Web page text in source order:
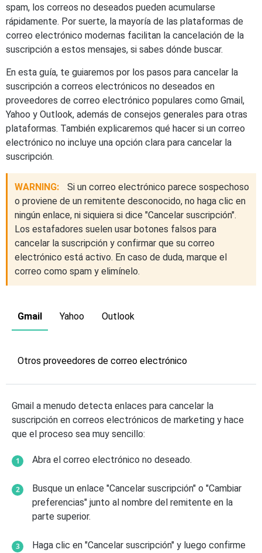
spam, los correos no deseados pueden acumularse
rápidamente. Por suerte, la mayoría de las plataformas de
correo electrónico modernas facilitan la cancelación de la
suscripción a estos mensajes, si sabes dónde buscar.
En esta guía, te guiaremos por los pasos para cancelar la
suscripción a correos electrónicos no deseados en
proveedores de correo electrónico populares como Gmail,
Yahoo y Outlook, además de consejos generales para otras
plataformas. También explicaremos qué hacer si un correo
electrónico no incluye una opción clara para cancelar la
suscripción.
WARNING:
Si un correo electrónico parece sospechoso
o proviene de un remitente desconocido, no haga clic en
ningún enlace, ni siquiera si dice "Cancelar suscripción".
Los estafadores suelen usar botones falsos para
cancelar la suscripción y confirmar que su correo
electrónico está activo. En caso de duda, marque el
correo como spam y elimínelo.
Gmail Yahoo Outlook
Otros proveedores de correo electrónico
Gmail a menudo detecta enlaces para cancelar la
suscripción en correos electrónicos de marketing y hace
que el proceso sea muy sencillo:
Abra el correo electrónico no deseado.
Busque un enlace "Cancelar suscripción" o "Cambiar
preferencias" junto al nombre del remitente en la
parte superior.
Haga clic en "Cancelar suscripción" y luego confirme